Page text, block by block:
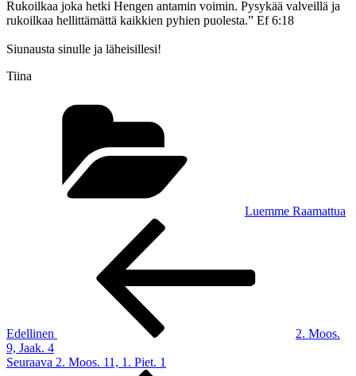
Rukoilkaa joka hetki Hengen antamin voimin. Pysykää valveillä ja
rukoilkaa hellittämättä kaikkien pyhien puolesta.” Ef 6:18
Siunausta sinulle ja läheisillesi!
Tiina
Luemme Raamattua
Edellinen
2. Moos.
9, Jaak. 4
Seuraava
Seuraava 2. Moos. 11, 1. Piet. 1